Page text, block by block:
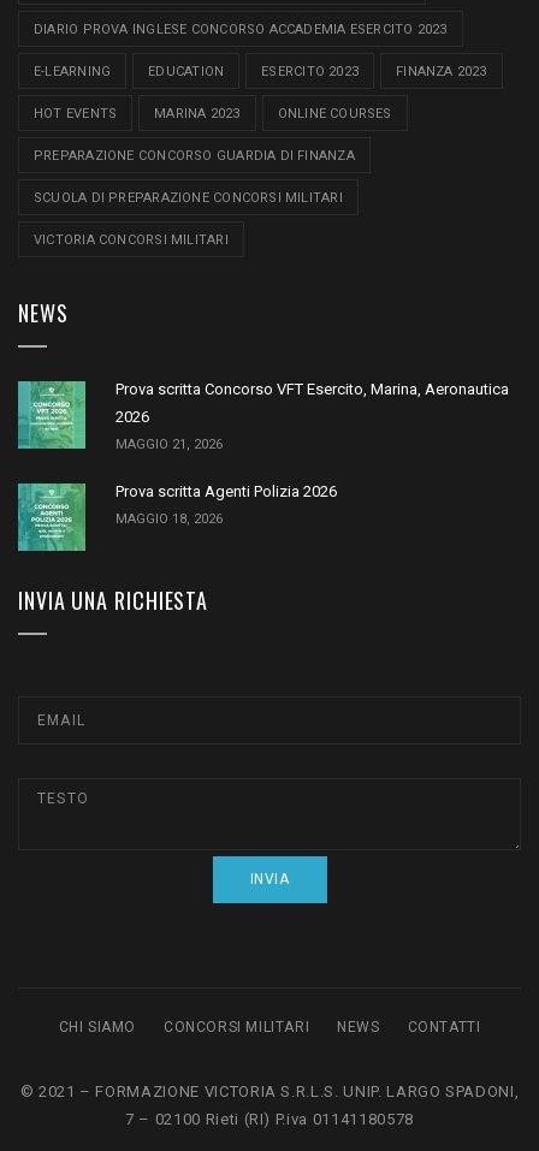
DIARIO PROVA INGLESE CONCORSO ACCADEMIA ESERCITO 2023
E-LEARNING EDUCATION ESERCITO 2023 FINANZA 2023
HOT EVENTS MARINA 2023 ONLINE COURSES
PREPARAZIONE CONCORSO GUARDIA DI FINANZA
SCUOLA DI PREPARAZIONE CONCORSI MILITARI
VICTORIA CONCORSI MILITARI
NEWS
Prova scritta Concorso VFT Esercito, Marina, Aeronautica
2026
MAGGIO 21, 2026
Prova scritta Agenti Polizia 2026
MAGGIO 18, 2026
INVIA UNA RICHIESTA
CHI SIAMO CONCORSI MILITARI NEWS CONTATTI
© 2021 – FORMAZIONE VICTORIA S.R.L.S. UNIP. LARGO SPADONI,
7 – 02100 Rieti (RI) P.iva 01141180578